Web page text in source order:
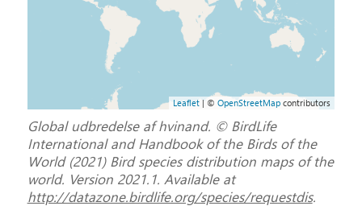
Leaflet | ©OpenStreetMap contributors
Global udbredelse af hvinand. © BirdLife
International and Handbook of the Birds of the
World (2021) Bird species distribution maps of the
world. Version 2021.1. Available at
http://datazone.birdlife.org/species/requestdis.